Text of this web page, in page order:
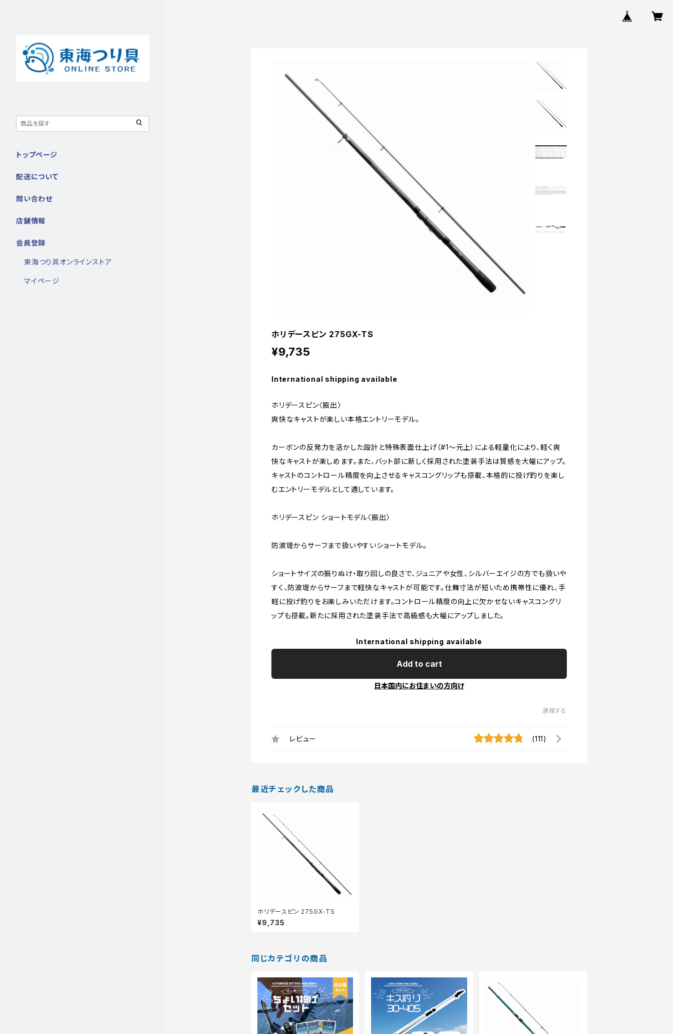
ホリデースピン 275GX-TS
¥9,735
International shipping available
ホリデースピン〈振出〉
爽快なキャストが楽しい本格エントリーモデル。
カーボンの反発力を活かした設計と特殊表面仕上げ（#1〜元上）による軽量化により、軽く爽
快なキャストが楽しめます。また、バット部に新しく採用された塗装手法は質感を大幅にアップ。
キャストのコントロール精度を向上させるキャスコングリップも搭載、本格的に投げ釣りを楽し
むエントリーモデルとして適しています。
ホリデースピン ショートモデル〈振出〉
防波堤からサーフまで扱いやすいショートモデル。
ショートサイズの振りぬけ・取り回しの良さで、ジュニアや女性、シルバーエイジの方でも扱いや
すく、防波堤からサーフまで軽快なキャストが可能です。仕舞寸法が短いため携帯性に優れ、手
軽に投げ釣りをお楽しみいただけます。コントロール精度の向上に欠かせないキャスコングリ
ップも搭載。新たに採用された塗装手法で高級感も大幅にアップしました。
International shipping available
Add to cart
日本国内にお住まいの方向け
通報する
レビュー (111)
最近チェックした商品
ホリデースピン 275GX-TS
¥9,735
同じカテゴリの商品
トップページ
配送について
問い合わせ
店舗情報
会員登録
東海つり具オンラインストア
マイページ